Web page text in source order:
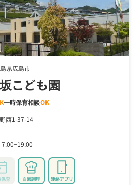
県広島市
こども園
一時保育相談OK
西1-37-14
7:00~19:00
育 自園調理 連絡アプリ